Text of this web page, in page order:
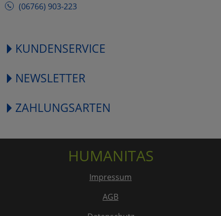
(06766) 903-223
KUNDENSERVICE
NEWSLETTER
ZAHLUNGSARTEN
HUMANITAS
Impressum
AGB